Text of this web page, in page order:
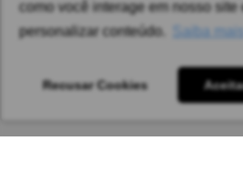
como você interage em nosso site
personalizar conteúdo.
Saiba mais
Recusar Cookies
Pedido mínimo: R$ 1.650,00 para
Imagens meramente